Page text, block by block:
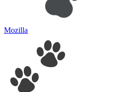
Mozilla